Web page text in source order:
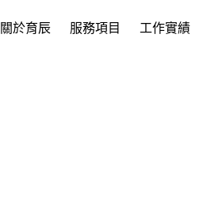
關於育辰 服務項目 工作實績